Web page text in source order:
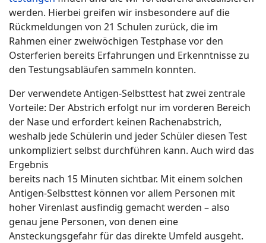
werden. Hierbei greifen wir insbesondere auf die
Rückmeldungen von 21 Schulen zurück, die im
Rahmen einer zweiwöchigen Testphase vor den
Osterferien bereits Erfahrungen und Erkenntnisse zu
den Testungsabläufen sammeln konnten.
Der verwendete Antigen-Selbsttest hat zwei zentrale
Vorteile: Der Abstrich erfolgt nur im vorderen Bereich
der Nase und erfordert keinen Rachenabstrich,
weshalb jede Schülerin und jeder Schüler diesen Test
unkompliziert selbst durchführen kann. Auch wird das
Ergebnis
bereits nach 15 Minuten sichtbar. Mit einem solchen
Antigen-Selbsttest können vor allem Personen mit
hoher Virenlast ausfindig gemacht werden – also
genau jene Personen, von denen eine
Ansteckungsgefahr für das direkte Umfeld ausgeht.